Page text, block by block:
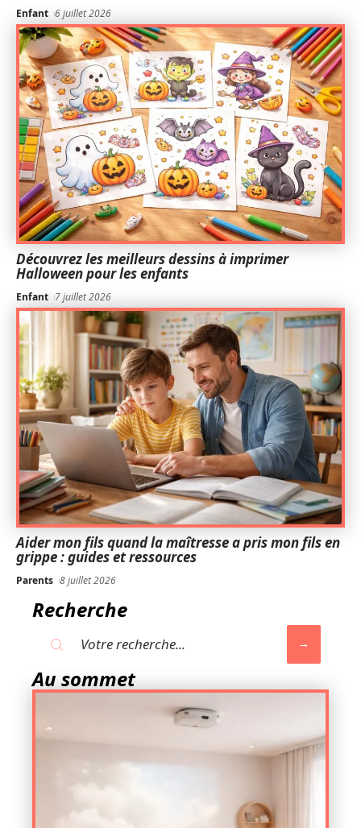
Enfant 6 juillet 2026
Découvrez les meilleurs dessins à imprimer
Halloween pour les enfants
Enfant 7 juillet 2026
Aider mon fils quand la maîtresse a pris mon fils en
grippe : guides et ressources
Parents 8 juillet 2026
Recherche
Au sommet